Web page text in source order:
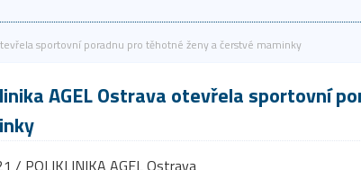
sportovní poradnu pro těhotné ženy a čerstvé maminky
AGEL Ostrava otevřela sportovní
/ POLIKLINIKA AGEL Ostrava